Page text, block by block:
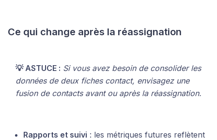
Ce qui change après la réassignation
💡 ASTUCE : Si vous avez besoin de consolider les
données de deux fiches contact, envisagez une
fusion de contacts avant ou après la réassignation.
Rapports et suivi : les métriques futures reflètent